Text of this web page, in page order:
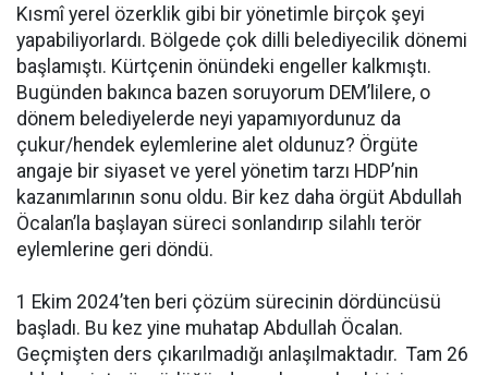
Kısmî yerel özerklik gibi bir yönetimle birçok şeyi
yapabiliyorlardı. Bölgede çok dilli belediyecilik dönemi
başlamıştı. Kürtçenin önündeki engeller kalkmıştı.
Bugünden bakınca bazen soruyorum DEM’lilere, o
dönem belediyelerde neyi yapamıyordunuz da
çukur/hendek eylemlerine alet oldunuz? Örgüte
angaje bir siyaset ve yerel yönetim tarzı HDP’nin
kazanımlarının sonu oldu. Bir kez daha örgüt Abdullah
Öcalan’la başlayan süreci sonlandırıp silahlı terör
eylemlerine geri döndü.
1 Ekim 2024’ten beri çözüm sürecinin dördüncüsü
başladı. Bu kez yine muhatap Abdullah Öcalan.
Geçmişten ders çıkarılmadığı anlaşılmaktadır. Tam 26